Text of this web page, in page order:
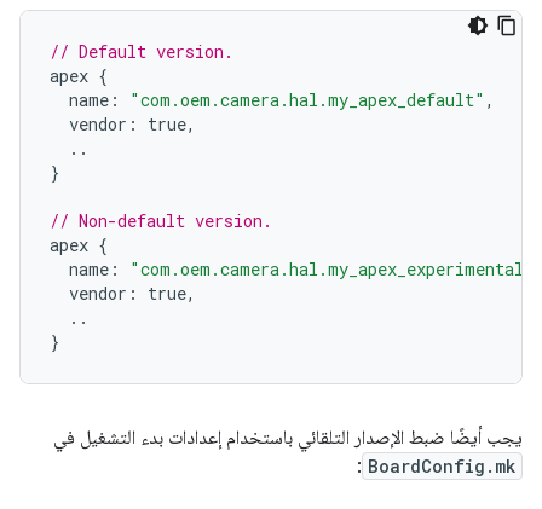
// Default version.
apex {
name : "com.oem.camera.hal.my_apex_default" ,
vendor : true,
..
}
// Non-default version.
apex {
name : "com.oem.camera.hal.my_apex_experimental"
vendor : true,
..
}
يجب أيضًا ضبط الإصدار التلقائي باستخدام إعدادات بدء التشغيل في
BoardConfig.mk
: